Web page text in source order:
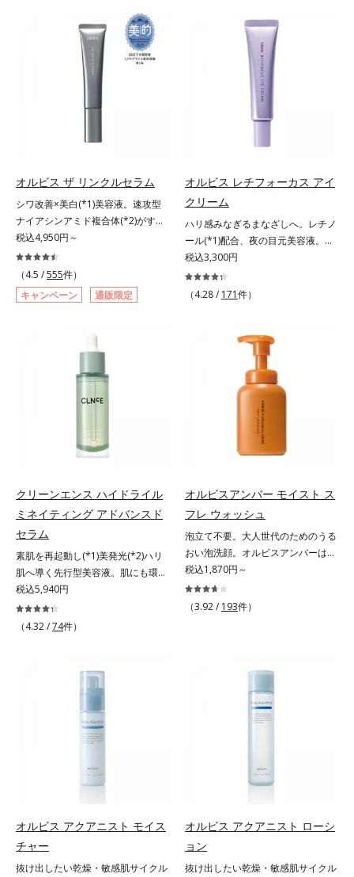
scholarにより国内化粧品業界にお
いて該当文献がないことを確認（ポ
ーラ化成研究所調べ）アレルギーテ
スト済＝全ての方にアレルギーが起
こらないということではありませ
ん。ノンコメドジェニックテスト済
と）ができないというわけではあり
計で、あなたのエイジングケアを応
援します。*1 メラニンの生成を抑
え、シミ・ソバカスを防ぐ（ウォッ
シュ除く）*2 オルビス内スキンケ
アシリーズの保湿力*3 年齢に応じ
る*5 乾燥、ハリ・ツヤのなさ
キス配合＝うるおいを与えハリと透
明感に満ちた肌へ導く保湿成分*9
メマツヨイグサ抽出液、スイカズラ
エキス配合＝角層のすみずみまで水
分・油分を保ち、ハリ・ツヤを与え
る保湿成分*10 気持ちのことアレ
ルギーテスト済＝全ての方にアレル
ギーが起こらないということではあ
た美しい肌へと導きます。ポーラ・
オルビスグループ独自の肌荒れ防止
有効成分として、「DF-パンテノー
ル(*3)」を国内唯一(*4)、高濃度で
配合。角層のバリア機能にアプロー
リ感あふれる肌へと導きます。うる
おいに満ちたゆらがない肌をご体感
いただくために設計された3ステッ
プで、いつも力強く美しくあり続け
るあなたを応援します。*1 肌にう
るおいが満ち、維持されている状態
*2 年齢に応じたお手入れのこと
*3 デクスパンテノールW*4
び先行技術調査による当社調べ*5
オトギリソウエキス配合＝肌にうる
ツヤ肌へ導く保湿成分アレルギーテ
スト済＝全ての方にアレルギーが起
キンケア0番目に、かつてないクレ
ンジング(*2)をご用意しました。ポ
ーラ化成は独自の先端研究により、
ナノバブルよりも小さい超微粒子
(*3)をクレンジングに搭載すること
に成功。毛穴よりはるかに小さい超
微粒子とオイルが肌と汚れの間に入
することを防止し、細かい毛穴汚れ
をごっそりするん！角栓溶解オイル
(*4)が詰まりや黒ずみも溶かして、
毛穴の目立ちにくいすべすべ肌に洗
い上げます。大人肌のためのくすみ
(*5)を晴らすアプローチによって圧
巻の洗浄力と保湿力を叶え、毛穴目
やかな肌に導きます。*1 ポーラ化
成独自の（Ｃ１２－２０）アルキル
グルコシド（保湿）で形成するミセ
ルから、汚れをはね返す水の膜をつ
くる技術が日本初（2024年12月時
点、J－GLOBALによる自社調べ）
*2 オルビス内でかつてないオイル
クレンジングのこと*3 ポーラ化成
ルコシド（保湿）で形成するミセル
*4 炭酸ジカプリリル*5 乾燥や汚れ
による*6 キメの乱れによる＜使用
量目安＞適量＜使用ステップ＞オル
ビス ザ クレンジング オイル ⇒
洗顔料 ⇒ 化粧水 ⇒ 保湿液
※W洗顔が必要です＜使用方法＞1.
適量（2プッシュ程度）をとり、手
くいメイクを落とす際は、乾いた手
にとり、メイクとしっかりなじませ
てください。3.メイクとなじんだ
ら、水またはぬるま湯でよく洗い流
商品ページをご覧ください。・
BEAUTY夏祭りは、こちら
オルビス ザ リンクルセラム
シワ改善×美白(*1)美容液。速攻型
ナイアシンアミド複合体(*2)がすば
やく浸透(*3)。ピンと、パッと。大
人の肌にハリ感を。シワ改善×美白
(*1)美容液。ポーラ化成 研究所の独
自研究で見出した、速攻型ナイアシ
ンアミド複合体(*2)と浸透サポート
有効成分「ナイアシンアミド」の浸
透スピードがアップ(*5)し、浸透し
にくい大人肌の深く(*3)まで素早く
届けます。真皮のコラーゲン産生を
促進し、年齢とともに刻まれる深い
メラニン生成を防ぎ未来のシミ・ソ
バカスを予防します。さらに独自研
(*6)で大人肌にハリ感をプラス。す
るっと伸び広がるテクスチャー
で、"顔全体にご使用いただける設
計"。見えているシワはもちろん、
自分では気づきにくい死角のシワの
改善にも効果を発揮します。*1 メ
ラニンの生成を抑え、シミ・ソバカ
スを防ぐ*2 ナイアシンアミド（有
効成分）、水添大豆リン脂質、フィ
素地、ホホバアルコール、トリステ
アリン酸デカグリセリル（基剤）*5
方との比較*6 ドクダミエキス、シ
クロヘキサンジカルボン酸ビスエト
目安＞パール1粒程度＜ご使用ステ
ップ＞洗顔料 ⇒ 化粧水 ⇒ ザ リン
クルセラム ⇒ 保湿液＜1商品あたり
の使用回数＞通常サイズ：約90回
（1.5ヵ月程度）ラージサイズ：約
180回（3ヵ月程度）各商品の詳し
い情報は商品ページをご覧くださ
税込4,950円～
（4.5 /555件）
キャンペーン
通販限定
オルビス レチフォーカス アイ
クリーム
ハリ感みなぎるまなざしへ。レチノ
ール(*1)配合、夜の目元美容液。オ
ルビスの目元技術を結集し、ハリ感
みなぎるまなざしへ。レチノール
(*1)配合の目元美容液です。目元悩
(*2)の2種の成分が深いうるおいを
与え、湧き上がるようなハリ感を呼
び覚まします。ハリ膜がのび広が
り、肌表面にピン！としたハリ感を
与え、さらに疑似セラミド(*3)が角
層の隙間に浸透(*4)。夜のスキンケ
アの最後にプラスすることで乾燥に
よる小ジワを目立たなくし、ハリ感
チノール配合＝保湿成分*2 パルミ
トイルトリペプチド－5配合＝保湿
成分*3 ラウロイルグルタミン酸ジ
（フィトステリル/オクチルドデシ
ル）配合＝保湿成分*4 角層まで
税込3,300円
（4.28 / 171件）
クリーンエンス ハイドライル
ミネイティング アドバンスド
セラム
素肌を再起動し(*1)美発光(*2)ハリ
肌へ導く先行型美容液。肌にも環境
にも、いいことを——。
「CLEANENCE（クリーンエン
ス）」が目指すのは、まっさらな素
されるはずだった原料や資源を「ア
ップサイクル（そのまま再利用する
めるような加工を行う）」。不要と
されるものを生まれ変わらせて新し
力でまっさらな素肌へと導くクリー
ンビューティブランドです。
税込5,940円
（4.32 /74件）
オルビスアンバー モイスト ス
フレ ウォッシュ
泡立て不要。大人世代のためのうる
おい泡洗顔。オルビスアンバーは、
いつも⾃然体で美しくありたいと願
う⼤⼈世代に寄り添うブランドで
す。年齢印象研究に基づいた肌サイ
スタイルになじむ、若々しい印象(*)
リを与え若々しい印象
税込1,870円～
（3.92 / 193件）
オルビス アクアニスト モイス
チャー
抜け出したい乾燥・敏感肌サイクル
オルビス アクアニスト ローシ
ョン
抜け出したい乾燥・敏感肌サイクル